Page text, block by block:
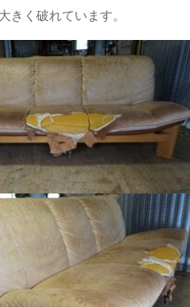
きく破れています。